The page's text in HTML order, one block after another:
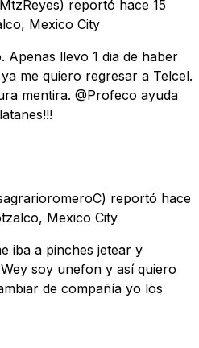
reportó hace 15
Mexico City
Apenas llevo 1 dia de haber
me quiero regresar a Telcel.
mentira. @Profeco ayuda
reportó hace
Mexico City
iba a pinches jetear y
soy unefon y así quiero
de compañía yo los